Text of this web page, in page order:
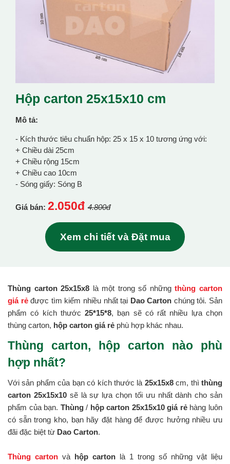
Hộp carton 25x15x10 cm
Mô tả:
- Kích thước tiêu chuẩn hộp: 25 x 15 x 10 tương ứng với:
+ Chiều dài 25cm
+ Chiều rộng 15cm
+ Chiều cao 10cm
- Sóng giấy: Sóng B
Giá bán: 2.050đ 4.800đ
Xem chi tiết và Đặt mua
Thùng carton 25x15x8 là một trong số nhữngthùng carton
giá rẻđược tìm kiếm nhiều nhất tại Dao Carton chúng tôi. Sản
phẩm có kích thước25*15*8, bạn sẽ có rất nhiều lựa chọn
thùng carton, hộp carton giá rẻ phù hợp khác nhau.
Thùng carton, hộp carton nào phù
hợp nhất?
Với sản phẩm của bạn có kích thước là 25x15x8cm, thìthùng
carton 25x15x10sẽ là sự lựa chọn tối ưu nhất dành cho sản
phẩm của bạn. Thùng/ hộp carton 25x15x10 giá rẻhàng luôn
có sẵn trong kho, bạn hãy đặt hàng để được hưởng nhiều ưu
đãi đặc biệt từ Dao Carton.
Thùng carton và hộp carton là 1 trong số những vật liệu